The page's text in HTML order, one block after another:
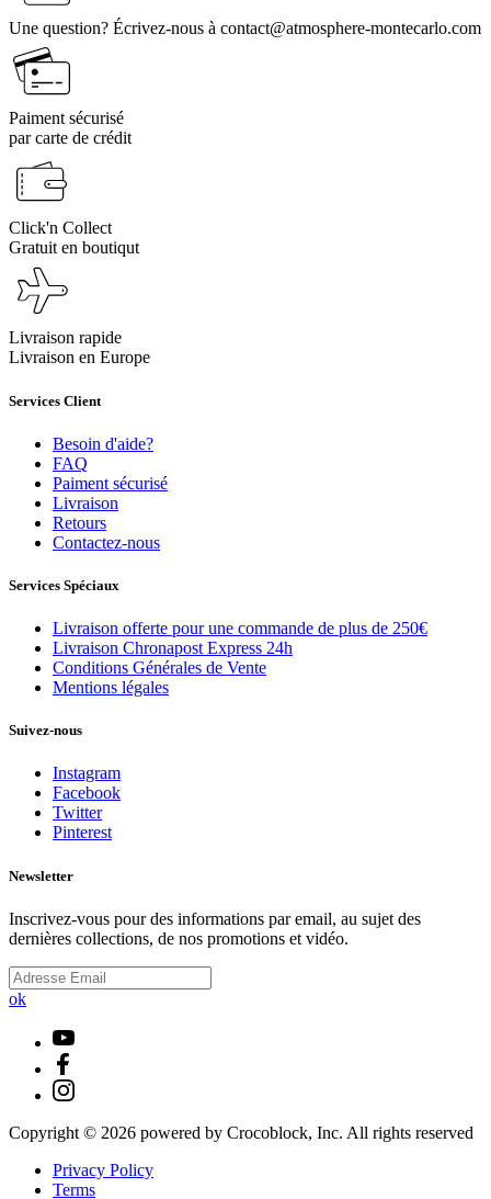
Une question? Écrivez-nous à contact@atmosphere-montecarlo.com
Paiment sécurisé
par carte de crédit
Click'n Collect
Gratuit en boutiqut
Livraison rapide
Livraison en Europe
Services Client
Besoin d'aide?
FAQ
Paiment sécurisé
Livraison
Retours
Contactez-nous
Services Spéciaux
Livraison offerte pour une commande de plus de 250€
Livraison Chronapost Express 24h
Conditions Générales de Vente
Mentions légales
Suivez-nous
Instagram
Facebook
Twitter
Pinterest
Newsletter
Inscrivez-vous pour des informations par email, au sujet des
dernières collections, de nos promotions et vidéo.
ok
Copyright © 2026 powered by Crocoblock, Inc. All rights reserved
Privacy Policy
Terms